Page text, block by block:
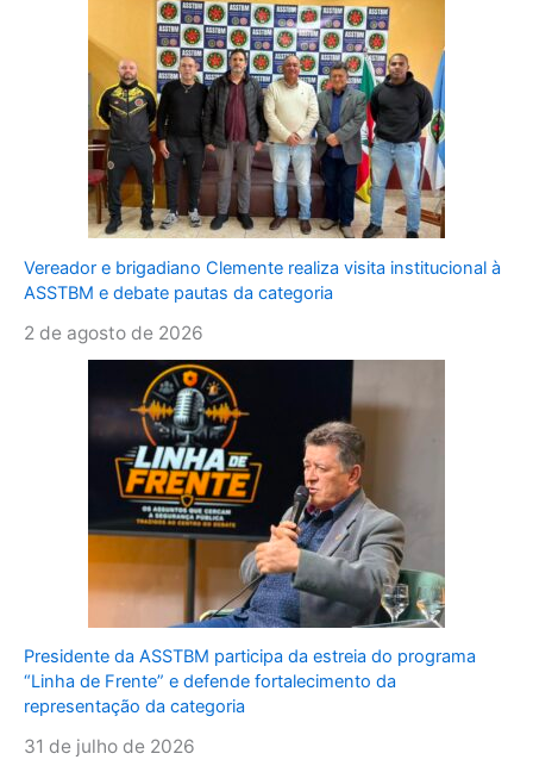
Vereador e brigadiano Clemente realiza visita institucional à
ASSTBM e debate pautas da categoria
2 de agosto de 2026
Presidente da ASSTBM participa da estreia do programa
“Linha de Frente” e defende fortalecimento da
representação da categoria
31 de julho de 2026